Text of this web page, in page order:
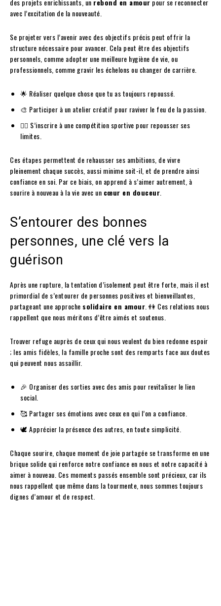
des projets enrichissants, un rebond en amour pour se reconnecter
avec l’excitation de la nouveauté.
Se projeter vers l’avenir avec des objectifs précis peut offrir la
structure nécessaire pour avancer. Cela peut être des objectifs
personnels, comme adopter une meilleure hygiène de vie, ou
professionnels, comme gravir les échelons ou changer de carrière.
🌟 Réaliser quelque chose que tu as toujours repoussé.
🎨 Participer à un atelier créatif pour raviver le feu de la passion.
🏋️‍♂️ S’inscrire à une compétition sportive pour repousser ses
limites.
Ces étapes permettent de rehausser ses ambitions, de vivre
pleinement chaque succès, aussi minime soit-il, et de prendre ainsi
confiance en soi. Par ce biais, on apprend à s’aimer autrement, à
sourire à nouveau à la vie avec un cœur en douceur
S’entourer des bonnes
personnes, une clé vers la
guérison
Après une rupture, la tentation d’isolement peut être forte, mais il est
primordial de s’entourer de personnes positives et bienveillantes,
partageant une approche solidaire en amour . 👫 Ces relations nous
rappellent que nous méritons d’être aimés et soutenus.
Trouver refuge auprès de ceux qui nous veulent du bien redonne espoir
; les amis fidèles, la famille proche sont des remparts face aux doutes
qui peuvent nous assaillir.
🎉 Organiser des sorties avec des amis pour revitaliser le lien
social.
🥰 Partager ses émotions avec ceux en qui l’on a confiance.
🕊️ Apprécier la présence des autres, en toute simplicité.
Chaque sourire, chaque moment de joie partagée se transforme en une
brique solide qui renforce notre confiance en nous et notre capacité à
aimer à nouveau. Ces moments passés ensemble sont précieux, car ils
nous rappellent que même dans la tourmente, nous sommes toujours
dignes d’amour et de respect.